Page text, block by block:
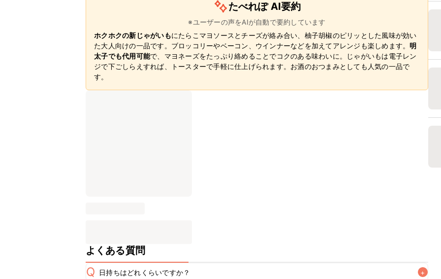
たべれぽ AI要約
※ユーザーの声をAIが自動で要約しています
ホクホクの新じゃがいもにたらこマヨソースとチーズが絡み合い、柚子胡椒のピリッとした風味が効い
た大人向けの一品です。ブロッコリーやベーコン、ウインナーなどを加えてアレンジも楽しめます。 明
太子でも代用可能で、マヨネーズをたっぷり絡めることでコクのある味わいに。じゃがいもは電子レン
ジで下ごしらえすれば、トースターで手軽に仕上げられます。お酒のおつまみとしても人気の一品で
す。
よくある質問
Q 日持ちはどれくらいですか？ +